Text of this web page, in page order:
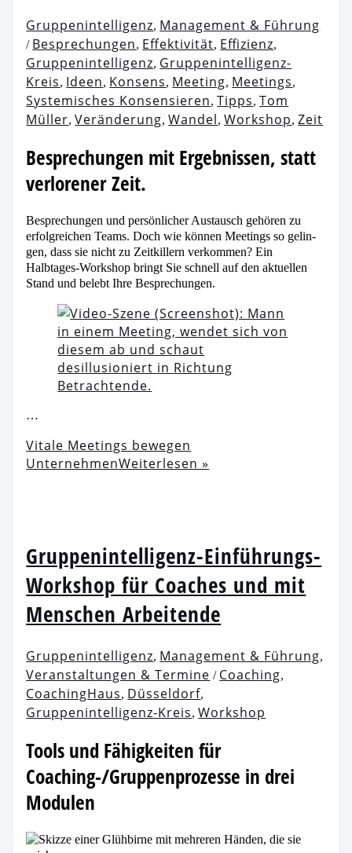
Gruppenintelligenz, Management & Führung
/ Besprechungen, Effektivität, Effizienz,
Gruppenintelligenz, Gruppenintelligenz-
Kreis, Ideen, Konsens, Meeting, Meetings,
Systemisches Konsensieren,Tipps,Tom
Müller,Veränderung,Wandel,Workshop,Zeit
Besprechungen mit Ergebnissen, statt
ver­lo­re­ner Zeit.
Besprechungen und per­sön­li­cher Austausch gehö­ren zu
erfolg­rei­chen Teams. Doch wie kön­nen Meetings so gelin­
gen, dass sie nicht zu Zeitkillern ver­kom­men? Ein
Halbtages-Workshop bringt Sie schnell auf den aktu­el­len
Stand und belebt Ihre Besprechungen.
…
Vitale Meetings bewe­gen
UnternehmenWeiterlesen »
Gruppenintelligenz-Einführungs-
Workshop für Coaches und mit
Menschen Arbeitende
Gruppenintelligenz, Management & Führung,
Veranstaltungen & Termine / Coaching,
CoachingHaus, Düsseldorf,
Gruppenintelligenz-Kreis,Workshop
Tools und Fähigkeiten für
Coaching-/Gruppenprozesse in drei
Modulen